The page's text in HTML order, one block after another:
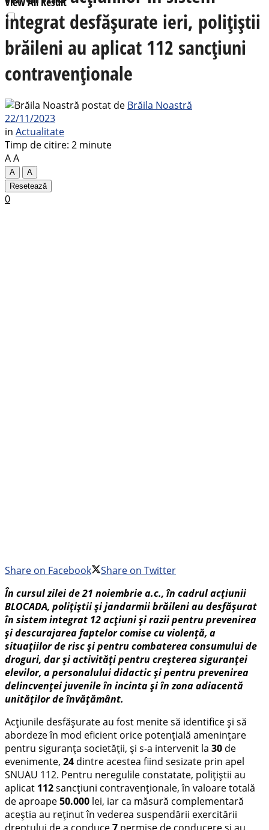
integrat desfășurate ieri, polițiștii
brăileni au aplicat 112 sancțiuni
contravenționale
postat de Brăila Noastră
22/11/2023
in Actualitate
Timp de citire: 2 minute
AA
A
A
Resetează
0
Share on Facebook
Share on Twitter
În cursul zilei de 21 noiembrie a.c., în cadrul acțiunii
BLOCADA, polițiștii și jandarmii brăileni au desfășurat
în sistem integrat 12 acțiuni și razii pentru prevenirea
și descurajarea faptelor comise cu violență, a
situațiilor de risc și pentru combaterea consumului de
droguri, dar și activități pentru creșterea siguranței
elevilor, a personalului didactic și pentru prevenirea
delincvenței juvenile în incinta și în zona adiacentă
unităților de învățământ.
Acțiunile desfășurate au fost menite să identifice și să
abordeze în mod eficient orice potențială amenințare
pentru siguranța societății, și s-a intervenit la 30 de
evenimente, 24 dintre acestea fiind sesizate prin apel
SNUAU 112. Pentru neregulile constatate, polițiștii au
aplicat 112sancțiuni contravenționale, în valoare totală
de aproape50.000 lei, iar ca măsură complementară
aceștia au reținut în vederea suspendării exercitării